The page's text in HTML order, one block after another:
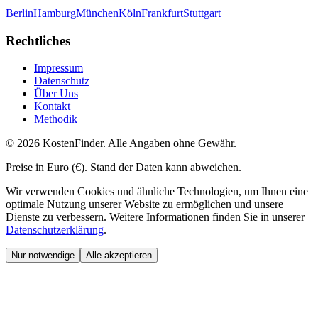
BerlinHamburgMünchenKölnFrankfurtStuttgart
Rechtliches
Impressum
Datenschutz
Über Uns
Kontakt
Methodik
© 2026 KostenFinder. Alle Angaben ohne Gewähr.
Preise in Euro (€). Stand der Daten kann abweichen.
Wir verwenden Cookies und ähnliche Technologien, um Ihnen eine
optimale Nutzung unserer Website zu ermöglichen und unsere
Dienste zu verbessern. Weitere Informationen finden Sie in unserer
Datenschutzerklärung.
Nur notwendige Alle akzeptieren